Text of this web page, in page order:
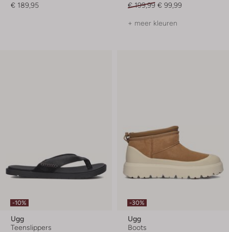
€ 189,95
€ 199,99 € 99,99
+ meer kleuren
-10%
Ugg
Teenslippers
-30%
Ugg
Boots